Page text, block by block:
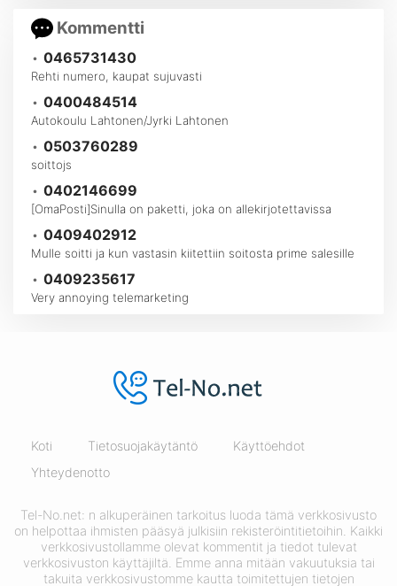
Kommentti
• 0465731430
Rehti numero, kaupat sujuvasti
• 0400484514
Autokoulu Lahtonen/Jyrki Lahtonen
• 0503760289
soittojs
• 0402146699
[OmaPosti]Sinulla on paketti, joka on allekirjotettavissa
• 0409402912
Mulle soitti ja kun vastasin kiitettiin soitosta prime salesille
• 0409235617
Very annoying telemarketing
Koti Tietosuojakäytäntö
Käyttöehdot
Yhteydenotto
Tel-No.net: n alkuperäinen tarkoitus luoda tämä verkkosivusto
on helpottaa ihmisten pääsyä julkisiin rekisteröintitietoihin. Kaikki
verkkosivustollamme olevat kommentit ja tiedot tulevat
verkkosivuston käyttäjiltä. Emme anna mitään vakuutuksia tai
takuita verkkosivustomme kautta toimitettujen tietojen